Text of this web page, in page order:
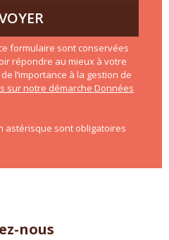
formulaire sont conservées
répondre au mieux à votre
l’importance à la gestion de
sur notre démarche Données
astérisque sont obligatoires
nous